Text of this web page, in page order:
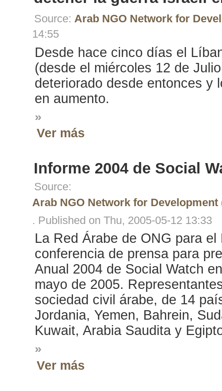
Source: Arab NGO Network for
14:55
Desde hace cinco días el
(desde el miércoles 12 de
deteriorado desde entonces y
en aumento.
»
Ver más
Informe 2004 de Social
Source:
Arab NGO Network for Development
. Published on Thu, 2005-05-12 13:33
La Red Árabe de ONG para
conferencia de prensa para
Anual 2004 de Social Watch
mayo de 2005.
sociedad civil árabe, de 14
Jordania, Yemen, Bahrein,
Kuwait, Arabia Saudita y
»
Ver más